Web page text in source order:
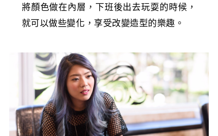
將顏色做在內層，下班後出去玩耍的時候，
就可以做些變化，享受改變造型的樂趣。